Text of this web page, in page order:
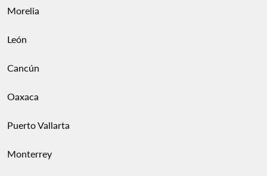
Morelia
León
Cancún
Oaxaca
Puerto Vallarta
Monterrey